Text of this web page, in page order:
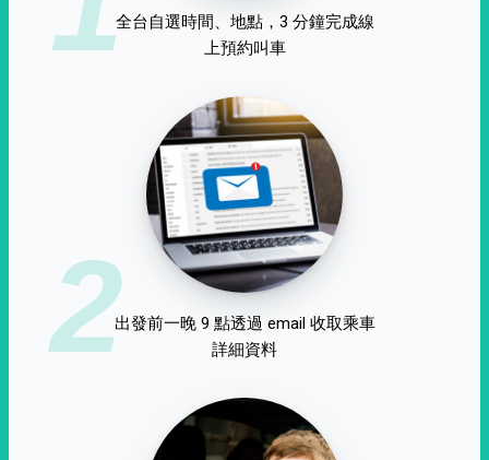
全台自選時間、地點，3 分鐘完成線
上預約叫車
2出發前一晚 9 點透過 email 收取乘車
詳細資料